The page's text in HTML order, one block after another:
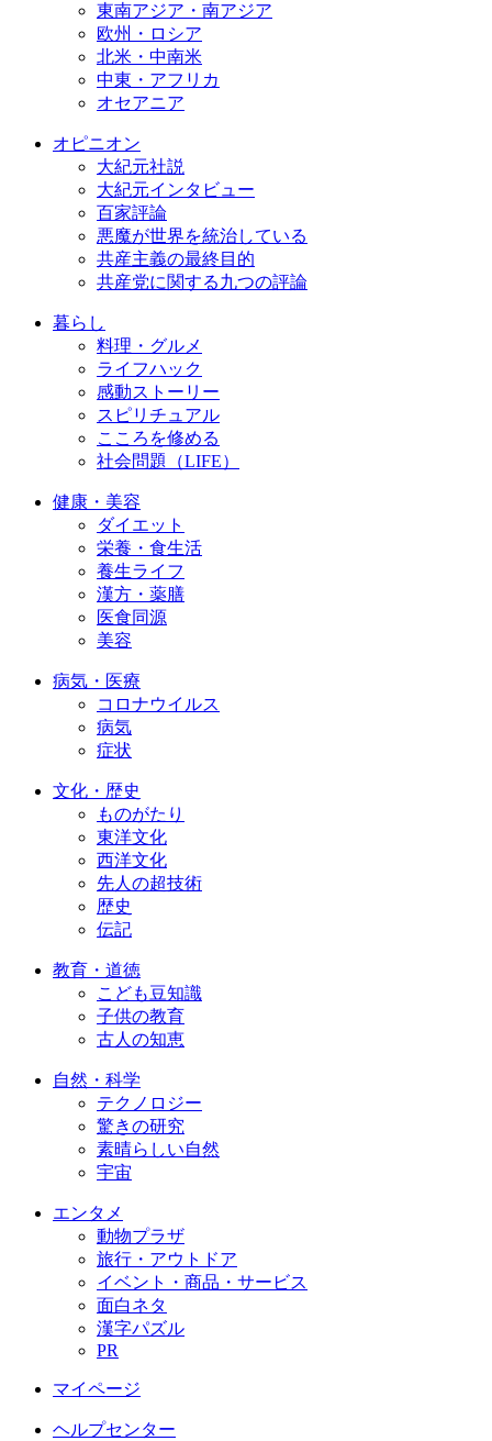
東南アジア・南アジア
欧州・ロシア
北米・中南米
中東・アフリカ
オセアニア
オピニオン
大紀元社説
大紀元インタビュー
百家評論
悪魔が世界を統治している
共産主義の最終目的
共産党に関する九つの評論
暮らし
料理・グルメ
ライフハック
感動ストーリー
スピリチュアル
こころを修める
社会問題（LIFE）
健康・美容
ダイエット
栄養・食生活
養生ライフ
漢方・薬膳
医食同源
美容
病気・医療
コロナウイルス
病気
症状
文化・歴史
ものがたり
東洋文化
西洋文化
先人の超技術
歴史
伝記
教育・道徳
こども豆知識
子供の教育
古人の知恵
自然・科学
テクノロジー
驚きの研究
素晴らしい自然
宇宙
エンタメ
動物プラザ
旅行・アウトドア
イベント・商品・サービス
面白ネタ
漢字パズル
PR
マイページ
ヘルプセンター